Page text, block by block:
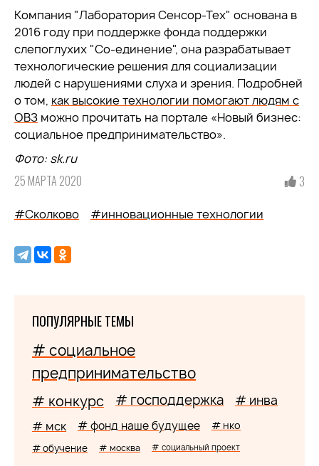
Компания "Лаборатория Сенсор-Тех" основана в
2016 году при поддержке фонда поддержки
слепоглухих "Со-единение", она разрабатывает
технологические решения для социализации
людей с нарушениями слуха и зрения. Подробней
о том, как высокие технологии помогают людям с
ОВЗ можно прочитать на портале «Новый бизнес:
социальное предпринимательство».
Фото: sk.ru
25 МАРТА 2020 3
#Сколково #инновационные технологии
ПОПУЛЯРНЫЕ ТЕМЫ
# социальное
предпринимательство
# конкурс # господдержка # инва
# мск # фонд наше будущее # нко
# обучение # москва # социальный проект